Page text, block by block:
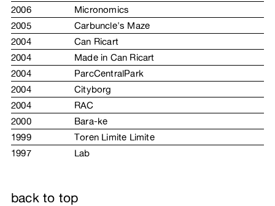
2006
Micronomics
2005
Carbuncle's Maze
2004
Can Ricart
2004
Made in Can Ricart
2004
ParcCentralPark
2004
Cityborg
2004
RAC
2000
Bara-ke
1999
Toren Limite Limite
1997
Lab
back to top